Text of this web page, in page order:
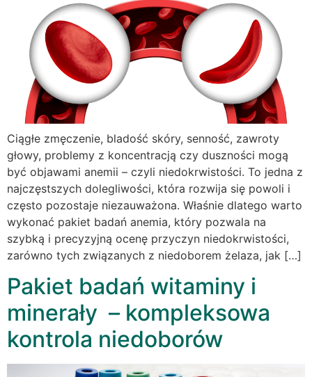
Ciągłe zmęczenie, bladość skóry, senność, zawroty
głowy, problemy z koncentracją czy duszności mogą
być objawami anemii – czyli niedokrwistości. To jedna z
najczęstszych dolegliwości, która rozwija się powoli i
często pozostaje niezauważona. Właśnie dlatego warto
wykonać pakiet badań anemia, który pozwala na
szybką i precyzyjną ocenę przyczyn niedokrwistości,
zarówno tych związanych z niedoborem żelaza, jak […]
Pakiet badań witaminy i
minerały – kompleksowa
kontrola niedoborów